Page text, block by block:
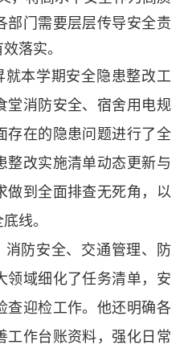
部门需要层层传导安全责
落实。
本学期安全隐患整改工
堂消防安全、宿舍用电规
存在的隐患问题进行了全
整改实施清单动态更新与
做到全面排查无死角，以
线。
消防安全、交通管理、防
领域细化了任务清单，安
查迎检工作。他还明确各
工作台账资料，强化日常